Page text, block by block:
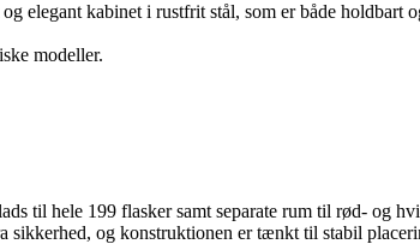
elegant kabinet i rustfrit stål, som er både holdbart
modeller.
til hele 199 flasker samt separate rum til rød- og
sikkerhed, og konstruktionen er tænkt til stabil